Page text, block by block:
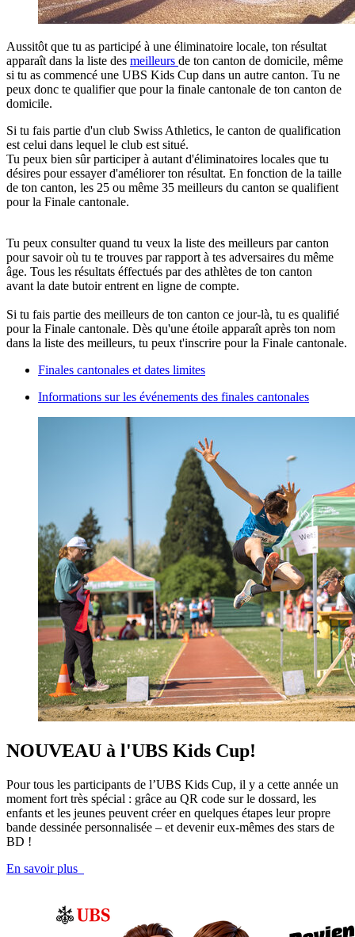
Aussitôt que tu as participé à une éliminatoire locale, ton résultat
apparaît dans la liste des meilleurs de ton canton de domicile, même
si tu as commencé une UBS Kids Cup dans un autre canton. Tu ne
peux donc te qualifier que pour la finale cantonale de ton canton de
domicile.
Si tu fais partie d'un club Swiss Athletics, le canton de qualification
est celui dans lequel le club est situé.
Tu peux bien sûr participer à autant d'éliminatoires locales que tu
désires pour essayer d'améliorer ton résultat. En fonction de la taille
de ton canton, les 25 ou même 35 meilleurs du canton se qualifient
pour la Finale cantonale.
Tu peux consulter quand tu veux la liste des meilleurs par canton
pour savoir où tu te trouves par rapport à tes adversaires du même
âge. Tous les résultats éffectués par des athlètes de ton canton
avant la date butoir entrent en ligne de compte.
Si tu fais partie des meilleurs de ton canton ce jour-là, tu es qualifié
pour la Finale cantonale. Dès qu'une étoile apparaît après ton nom
dans la liste des meilleurs, tu peux t'inscrire pour la Finale cantonale.
Finales cantonales et dates limites
Informations sur les événements des finales cantonales
NOUVEAU à l'UBS Kids Cup!
Pour tous les participants de l’UBS Kids Cup, il y a cette année un
moment fort très spécial : grâce au QR code sur le dossard, les
enfants et les jeunes peuvent créer en quelques étapes leur propre
bande dessinée personnalisée – et devenir eux-mêmes des stars de
BD !
En savoir plus